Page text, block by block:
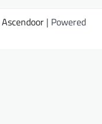
Ascendoor | Powered